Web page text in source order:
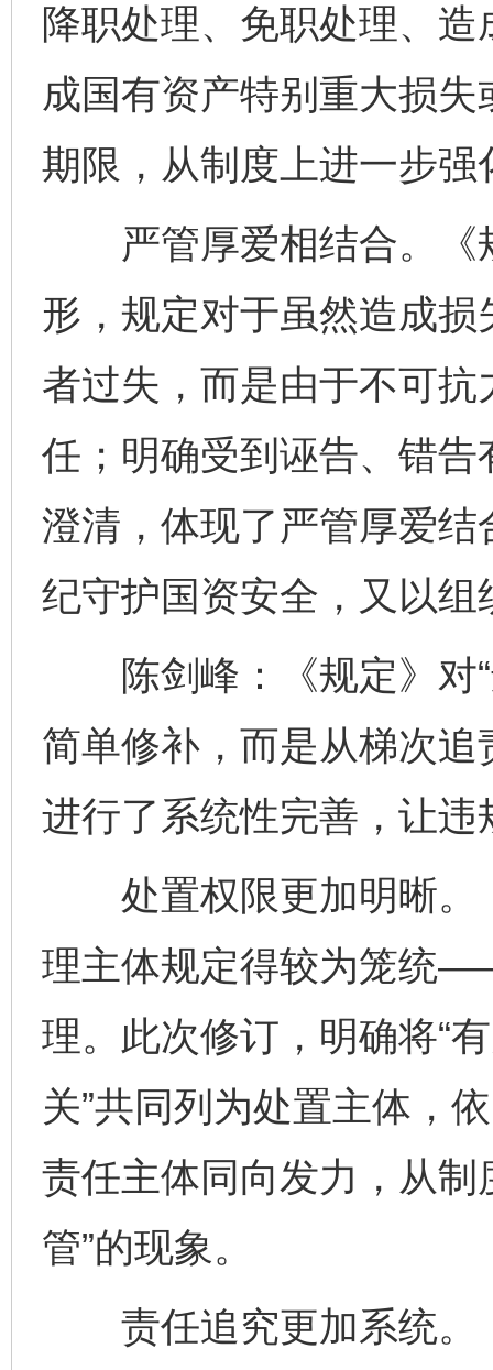
降职处理、免职处理、
成国有资产特别重大损
期限，从制度上进一步强
严管厚爱相结合。《
形，规定对于虽然造成
者过失，而是由于不可
任；明确受到诬告、错
澄清，体现了严管厚爱
纪守护国资安全，又以
陈剑峰：《规定》对“
简单修补，而是从梯次
进行了系统性完善，让
处置权限更加明晰。
理主体规定得较为笼统
理。此次修订，明确将“
关”共同列为处置主体，
责任主体同向发力，从制
管”的现象。
责任追究更加系统。